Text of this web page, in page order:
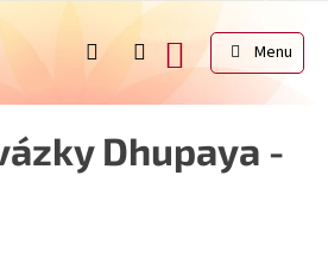
NÁKUPNÍ
KOŠÍK
Dhupaya -